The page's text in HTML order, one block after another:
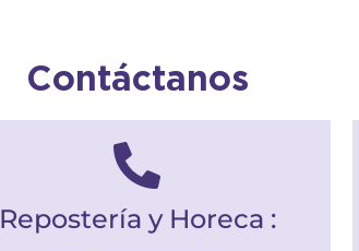
Contáctanos
Repostería y Horeca :